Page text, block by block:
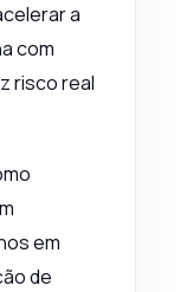
a
com
risco real
em
de